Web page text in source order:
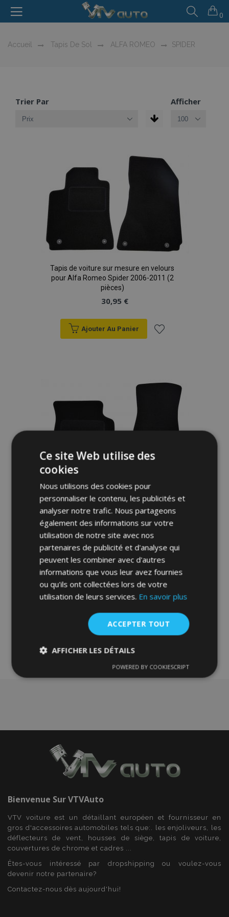
0
Accueil Tapis De Sol ALFA ROMEO SPIDER
Trier Par Afficher
Tapis de voiture sur mesure en velours
pour Alfa Romeo Spider 2006-2011 (2
pièces)
30,95 €
Ajouter Au Panier
d'achats
Tapis de voiture sur mesure en velours
pour Alfa Romeo Spider 1990-1993 (2
pièces)
30,95 €
Ajouter Au Panier
Ajouter
à la
liste
Bienvenue SurVTVAuto
VTV voiture est un détaillant européen et fournisseur en
gros d'accessoires automobiles tels que:. les enjoliveurs, les
déflecteurs de vent, housses de siège, tapis de voiture,
couvertures de chrome et cadres ...
Êtes-vous intéressé par dropshipping ou voulez-vous
devenir notre partenaire?
Contactez-nous dès aujourd'hui!
Ce site Web utilise des
cookies
Nous utilisons des cookies pour
personnaliser le contenu, les publicités et
analyser notre trafic. Nous partageons
également des informations sur votre
utilisation de notre site avec nos
partenaires de publicité et d'analyse qui
peuvent les combiner avec d'autres
informations que vous leur avez fournies
ou qu'ils ont collectées lors de votre
utilisation de leurs services. En savoir plus
ACCEPTER TOUT
AFFICHER LES DÉTAILS
nécessaires
Performance Ciblage
Les cookies strictement nécessaires habilitent des
fonctionnalités de base du site Web telles que la
connexion des utilisateurs et la gestion des
comptes. Le site Web ne peut pas être utilisé
nécessaires.
POWERED BY COOKIESCRIPT